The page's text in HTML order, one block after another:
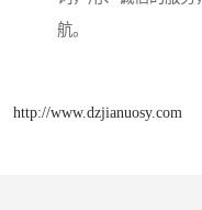
航。
http://www.dzjianuosy.com